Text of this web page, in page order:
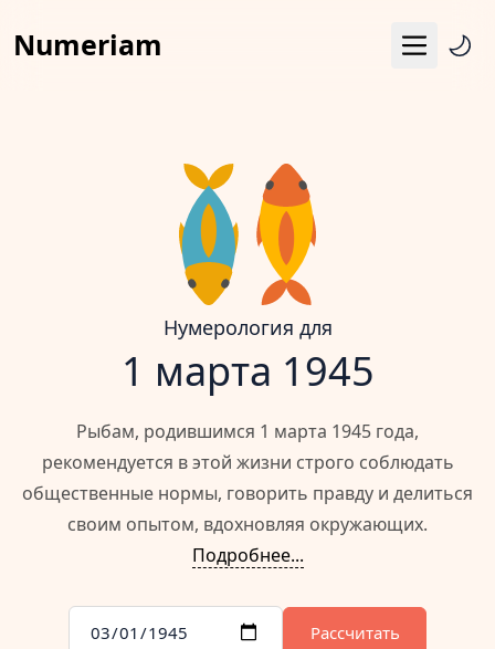
Numeriam Меню
Матрица судьбы
Гороскоп
Календарь
Нумерология для
1 марта 1945
Рыбам, родившимся 1 марта 1945 года,
рекомендуется в этой жизни строго соблюдать
общественные нормы, говорить правду и делиться
своим опытом, вдохновляя окружающих.
Подробнее...
Рассчитать